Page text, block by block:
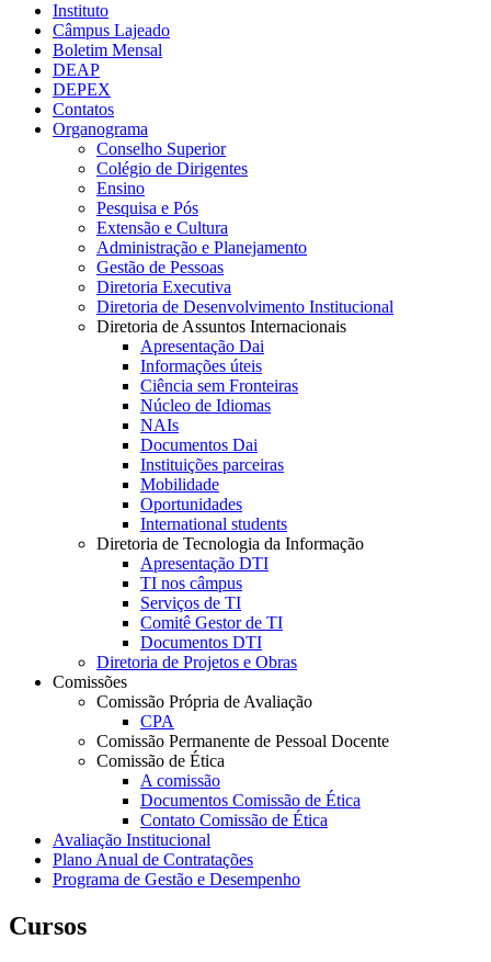
Instituto
Câmpus Lajeado
Boletim Mensal
DEAP
DEPEX
Contatos
Organograma
Conselho Superior
Colégio de Dirigentes
Ensino
Pesquisa e Pós
Extensão e Cultura
Administração e Planejamento
Gestão de Pessoas
Diretoria Executiva
Diretoria de Desenvolvimento Institucional
Diretoria de Assuntos Internacionais
Apresentação Dai
Informações úteis
Ciência sem Fronteiras
Núcleo de Idiomas
NAIs
Documentos Dai
Instituições parceiras
Mobilidade
Oportunidades
International students
Diretoria de Tecnologia da Informação
Apresentação DTI
TI nos câmpus
Serviços de TI
Comitê Gestor de TI
Documentos DTI
Diretoria de Projetos e Obras
Comissões
Comissão Própria de Avaliação
CPA
Comissão Permanente de Pessoal Docente
Comissão de Ética
A comissão
Documentos Comissão de Ética
Contato Comissão de Ética
Avaliação Institucional
Plano Anual de Contratações
Programa de Gestão e Desempenho
Cursos